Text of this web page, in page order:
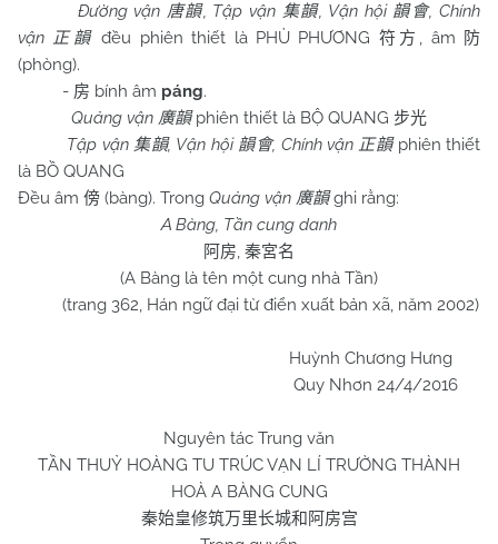
Đường vận 唐韻, Tập vận 集韻, Vận hội 韻會, Chính
vận
正韻 đều phiên thiết là PHÙ PHƯƠNG 符方 , âm 防
(phòng).
- 房 bính âm páng.
Quảng vận 廣韻phiên thiết là BỘ QUANG 步光
Tập vận 集韻, Vận hội 韻會, Chính vận 正韻phiên thiết
là BỒ QUANG
Đều âm 傍 (bàng). Trong Quảng vận 廣韻ghi rằng:
A Bàng, Tần cung danh
阿房, 秦宮名
(A Bàng là tên một cung nhà Tần)
(trang 362, Hán ngữ đại từ điển xuất bản xã, năm 2002)
Huỳnh Chương Hưng
Quy Nhơn 24/4/2016
Nguyên tác Trung văn
TẦN THUỶ HOÀNG TU TRÚC VẠN LÍ TRƯỜNG THÀNH
HOÀ A BÀNG CUNG
秦始皇修筑万里长城和阿房宫